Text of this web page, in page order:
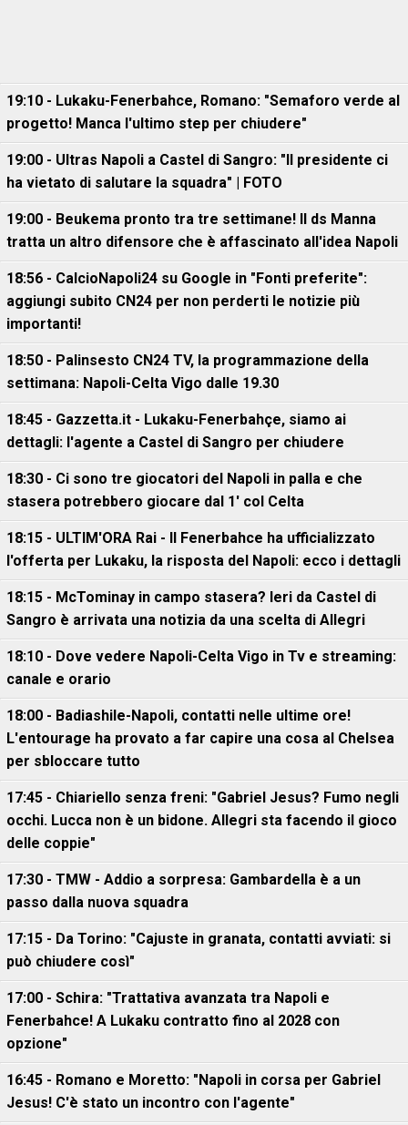
19:10 - Lukaku-Fenerbahce, Romano: "Semaforo verde al
progetto! Manca l'ultimo step per chiudere"
19:00 - Ultras Napoli a Castel di Sangro: "Il presidente ci
ha vietato di salutare la squadra" | FOTO
19:00 - Beukema pronto tra tre settimane! Il ds Manna
tratta un altro difensore che è affascinato all'idea Napoli
18:56 - CalcioNapoli24 su Google in "Fonti preferite":
aggiungi subito CN24 per non perderti le notizie più
importanti!
18:50 - Palinsesto CN24 TV, la programmazione della
settimana: Napoli-Celta Vigo dalle 19.30
18:45 - Gazzetta.it - Lukaku-Fenerbahçe, siamo ai
dettagli: l'agente a Castel di Sangro per chiudere
18:30 - Ci sono tre giocatori del Napoli in palla e che
stasera potrebbero giocare dal 1' col Celta
18:15 - ULTIM'ORA Rai - Il Fenerbahce ha ufficializzato
l'offerta per Lukaku, la risposta del Napoli: ecco i dettagli
18:15 - McTominay in campo stasera? Ieri da Castel di
Sangro è arrivata una notizia da una scelta di Allegri
18:10 - Dove vedere Napoli-Celta Vigo in Tv e streaming:
canale e orario
18:00 - Badiashile-Napoli, contatti nelle ultime ore!
L'entourage ha provato a far capire una cosa al Chelsea
per sbloccare tutto
17:45 - Chiariello senza freni: "Gabriel Jesus? Fumo negli
occhi. Lucca non è un bidone. Allegri sta facendo il gioco
delle coppie"
17:30 - TMW - Addio a sorpresa: Gambardella è a un
passo dalla nuova squadra
17:15 - Da Torino: "Cajuste in granata, contatti avviati: si
può chiudere così"
17:00 - Schira: "Trattativa avanzata tra Napoli e
Fenerbahce! A Lukaku contratto fino al 2028 con
opzione"
16:45 - Romano e Moretto: "Napoli in corsa per Gabriel
Jesus! C'è stato un incontro con l'agente"